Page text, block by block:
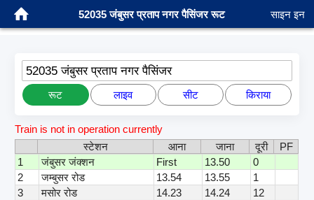
52035 जंबुसर प्रताप नगर पैसिंजर रूट साइन इन
52035 जंबुसर प्रताप नगर पैसिंजर
रूट लाइव सीट किराया
Train is not in operation currently
स्टेशन
आना जाना दूरी
PF
1
जंबुसर जंक्शन First 13.50
0
2
जम्बुसर रोड 13.54 13.55
1
3
मसोर रोड 14.23 14.24
12